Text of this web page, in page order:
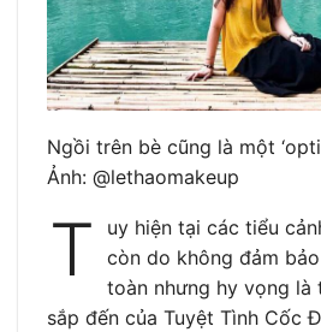
Ngồi trên bè cũng là một
Ảnh: @lethaomakeup
T
uy hiện tại các tiểu
còn do không đảm
toàn nhưng hy vọng là
sắp đến của Tuyệt Tình Cốc